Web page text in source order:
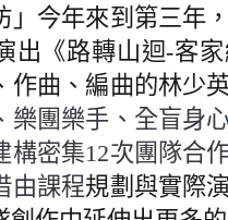
」今年來到第三年
出《路轉山迴-客
作曲、編曲的林少
樂團樂手、全盲身
構密集12次團隊合
由課程規劃與實際